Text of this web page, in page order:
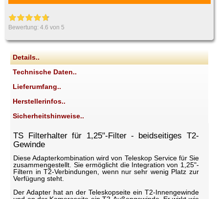
Bewertung:4.6 von 5
Details..
Technische Daten..
Lieferumfang..
Herstellerinfos..
Sicherheitshinweise..
TS Filterhalter für 1,25"-Filter - beidseitiges T2-
Gewinde
Diese Adapterkombination wird von Teleskop Service für Sie
zusammengestellt. Sie ermöglicht die Integration von 1,25"-
Filtern in T2-Verbindungen, wenn nur sehr wenig Platz zur
Verfügung steht.
Der Adapter hat an der Teleskopseite ein T2-Innengewinde